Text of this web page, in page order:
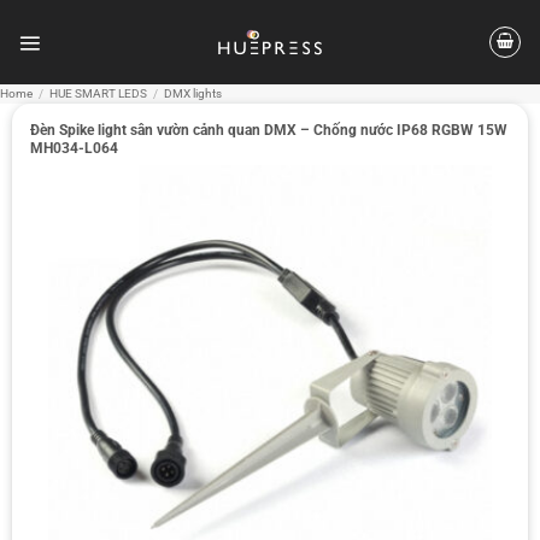
Home / HUE SMART LEDS / DMX lights
Đèn Spike light sân vườn cảnh quan DMX – Chống nước IP68 RGBW 15W
MH034-L064